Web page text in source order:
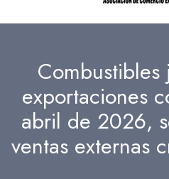
Combustibles
exportaciones
abril de 2026,
ventas externas